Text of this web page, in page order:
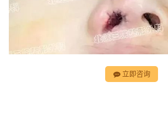
立即咨询